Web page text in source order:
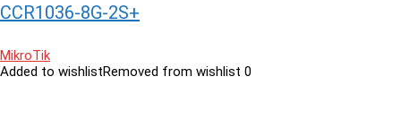
CCR1036-8G-2S+
MikroTik
Added to wishlistRemoved from wishlist 0